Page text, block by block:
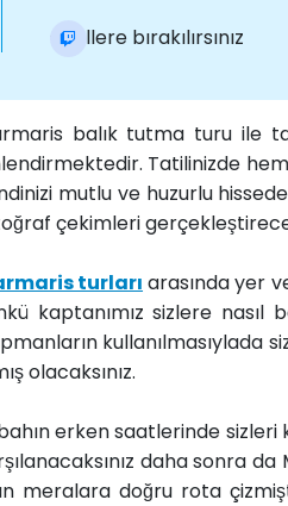
Otellere bırakılırsınız
balık tutma turu ile
Tatilinizde
mutlu ve huzurlu
çekimleri
turları arasında yer
kaptanımız sizlere
kullanılmasıylada
olacaksınız.
erken saatlerinde sizleri
daha sonra
meralara doğru rota